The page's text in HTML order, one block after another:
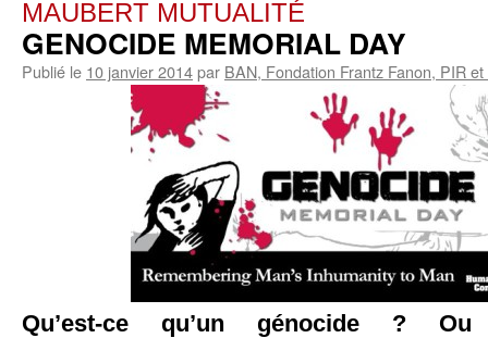
MAUBERT MUTUALITÉ
GENOCIDE MEMORIAL DAY
Publié le 10 janvier 2014par BAN, Fondation Frantz Fanon, PIR
Qu’est-ce qu’un génocide ?